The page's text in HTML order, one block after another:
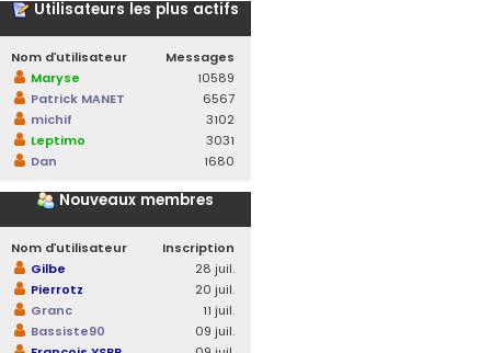
Utilisateurs les plus actifs
Nom d’utilisateur
Messages
Maryse
10589
Patrick MANET
6567
michif
3102
Leptimo
3031
Dan
1680
Nouveaux membres
Nom d’utilisateur
Inscription
Gilbe
28 juil.
Pierrotz
20 juil.
Granc
11 juil.
Bassiste90
09 juil.